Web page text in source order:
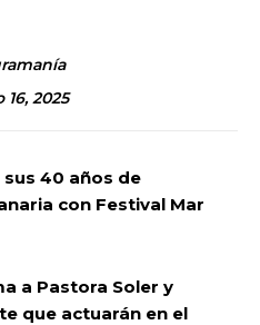
16, 2025
sus 40 años de
con Festival Mar
a Pastora Soler y
que actuarán en el